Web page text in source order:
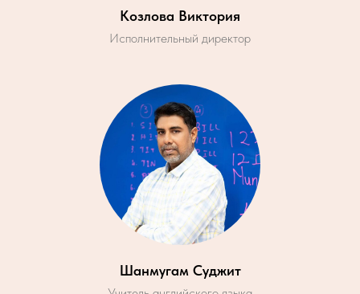
Козлова Виктория
Исполнительный директор
Шанмугам Суджит